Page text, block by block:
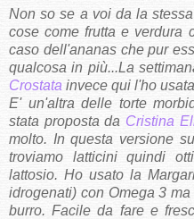
Non so se a voi da la
cose come frutta e verdura
caso dell'ananas che pur
qualcosa in più...La
Crostata invece qui l'ho
E' un'altra delle torte
stata proposta da Cristina
molto. In questa versione
troviamo latticini quindi
lattosio. Ho usato la
idrogenati) con Omega 3
burro. Facile da fare e